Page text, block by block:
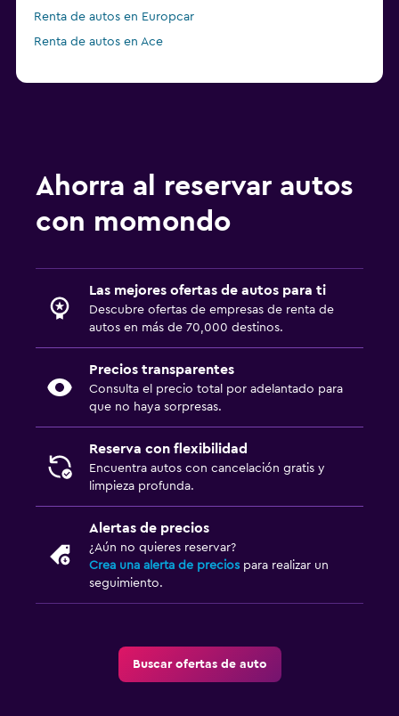
Renta de autos en Europcar
Renta de autos en Ace
Ahorra al reservar autos
con momondo
Las mejores ofertas de autos para ti
Descubre ofertas de empresas de renta de
autos en más de 70,000 destinos.
Precios transparentes
Consulta el precio total por adelantado para
que no haya sorpresas.
Reserva con flexibilidad
Encuentra autos con cancelación gratis y
limpieza profunda.
Alertas de precios
¿Aún no quieres reservar?
Crea una alerta de precios para realizar un
seguimiento.
Buscar ofertas de auto